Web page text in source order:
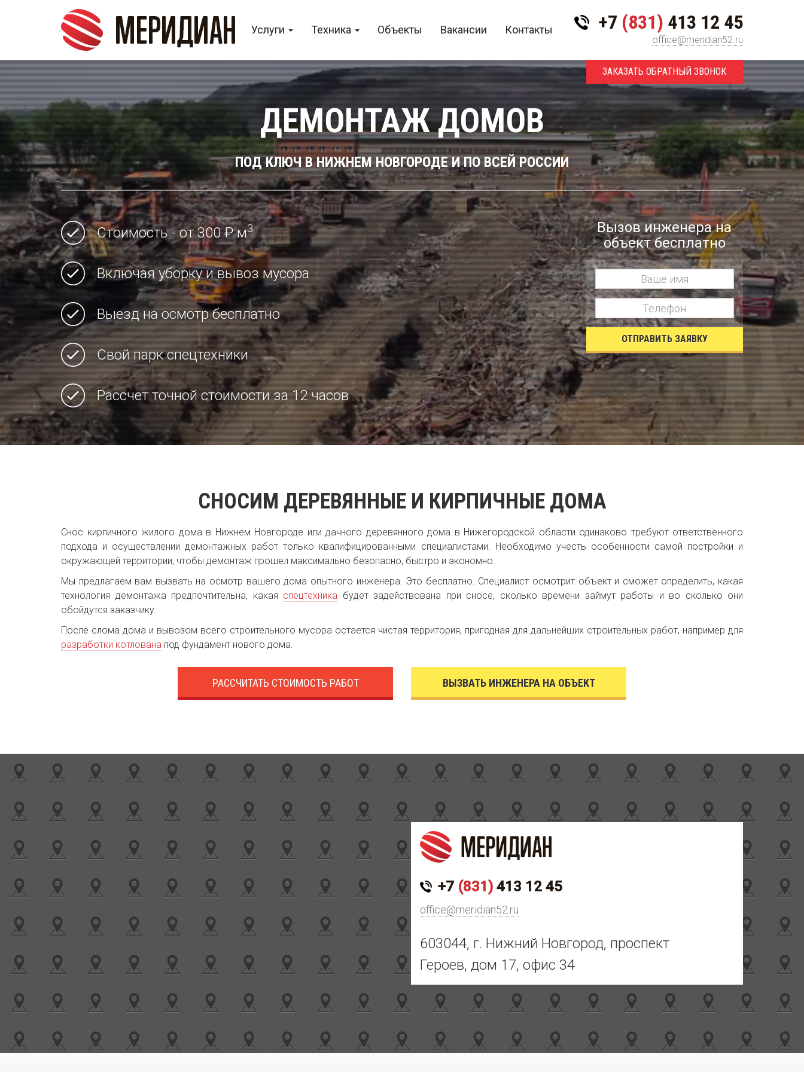
+7 (831) 413 12 45
office@meridian52.ru
Услуги Техника Объекты Вакансии Контакты
ЗАКАЗАТЬ ОБРАТНЫЙ ЗВОНОК
ДЕМОНТАЖ ДОМОВ
ПОД КЛЮЧ В НИЖНЕМ НОВГОРОДЕ И ПО ВСЕЙ РОССИИ
Стоимость - от 300 ₽ м3
Включая уборку и вывоз мусора
Выезд на осмотр бесплатно
Свой парк спецтехники
Рассчет точной стоимости за 12 часов
Вызов инженера на
объект бесплатно
ОТПРАВИТЬ ЗАЯВКУ
СНОСИМ ДЕРЕВЯННЫЕ И КИРПИЧНЫЕ ДОМА
Снос кирпичного жилого дома в Нижнем Новгороде или дачного деревянного дома в Нижегородской области одинаково требуют ответственного
подхода и осуществлении демонтажных работ только квалифицированными специалистами. Необходимо учесть особенности самой постройки и
окружающей территории, чтобы демонтаж прошел максимально безопасно, быстро и экономно.
Мы предлагаем вам вызвать на осмотр вашего дома опытного инженера. Это бесплатно. Специалист осмотрит объект и сможет определить, какая
технология демонтажа предпочтительна, какая спецтехника будет задействована при сносе, сколько времени займут работы и во сколько они
обойдутся заказчику.
После слома дома и вывозом всего строительного мусора остается чистая территория, пригодная для дальнейших строительных работ, например для
разработки котлована под фундамент нового дома.
РАССЧИТАТЬ СТОИМОСТЬ РАБОТ ВЫЗВАТЬ ИНЖЕНЕРА НА ОБЪЕКТ
+7 (831) 413 12 45
office@meridian52.ru
603044, г. Нижний Новгород, проспект
Героев, дом 17, офис 34